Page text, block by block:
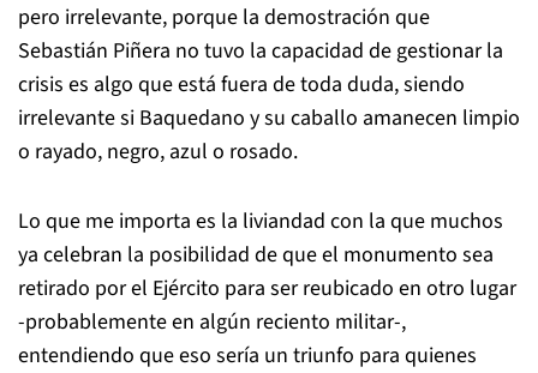
pero irrelevante, porque la demostración que
Sebastián Piñera no tuvo la capacidad de gestionar la
crisis es algo que está fuera de toda duda, siendo
irrelevante si Baquedano y su caballo amanecen limpio
o rayado, negro, azul o rosado.
Lo que me importa es la liviandad con la que muchos
ya celebran la posibilidad de que el monumento sea
retirado por el Ejército para ser reubicado en otro lugar
-probablemente en algún reciento militar-,
entendiendo que eso sería un triunfo para quienes